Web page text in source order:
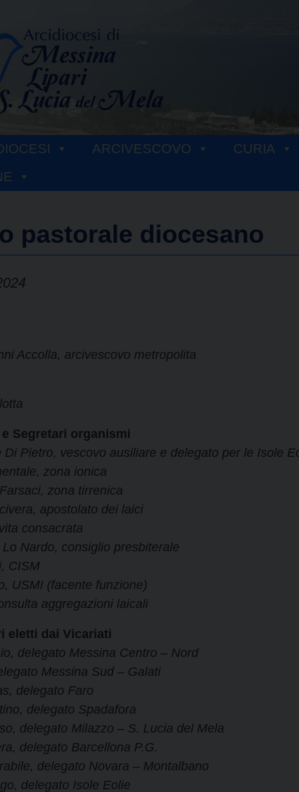
ARCIVESCOVO CURIA
pastorale diocesano
Accolla, arcivescovo metropolita
Segretari organismi
Di Pietro, vescovo ausiliare e delegato per le Isole
zona ionica
zona tirrenica
apostolato dei laici
consacrata
Nardo, consiglio presbiterale
CISM
USMI (facente funzione)
aggregazioni laicali
eletti dai Vicariati
delegato Messina Centro – Nord
Messina Sud – Galati
delegato Faro
delegato Spadafora
delegato Milazzo – S. Lucia del Mela
delegato Barcellona P.G.
delegato Novara – Montalbano
delegato Isole Eolie